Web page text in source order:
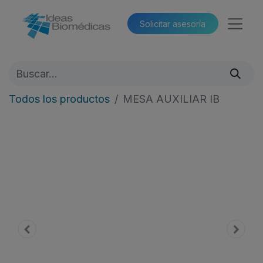
Solicitar asesoría​​
Todos los productos MESA AUXILIAR IB